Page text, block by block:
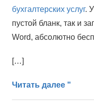
бухгалтерских услуг.
пустой бланк, так и
Word, абсолютно
[…]
Читать далее "